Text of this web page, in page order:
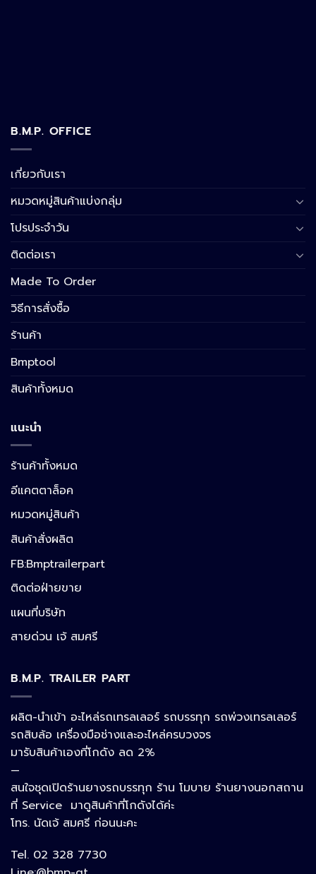
B.M.P. OFFICE
เกี่ยวกับเรา
หมวดหมู่สินค้าแบ่งกลุ่ม
โปรประจำวัน
ติดต่อเรา
Made To Order
วิธีการสั่งซื้อ
ร้านค้า
Bmptool
สินค้าทั้งหมด
แนะนำ
ร้านค้าทั้งหมด
อีแคตตาล็อค
หมวดหมู่สินค้า
สินค้าสั่งผลิต
FB:Bmptrailerpart
ติดต่อฝ่ายขาย
แผนที่บริษัท
สายด่วน เจ้ สมศรี
B.M.P. TRAILER PART
ผลิต-นำเข้า อะไหล่รถเทรลเลอร์ รถบรรทุก รถพ่วงเทรลเลอร์
รถสิบล้อ เครื่องมือช่างและอะไหล่ครบวงจร
มารับสินค้าเองที่โกดัง ลด 2%
—
สนใจชุดเปิดร้านยางรถบรรทุก ร้าน โมบาย ร้านยางนอกสถาน
ที่ Service มาดูสินค้าที่โกดังได้ค่ะ
โทร. นัดเจ้ สมศรี ก่อนนะคะ
Tel. 02 328 7730